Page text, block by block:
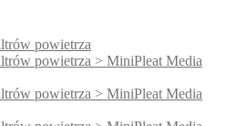
powietrza
powietrza > MiniPleat Media
powietrza > MiniPleat Media